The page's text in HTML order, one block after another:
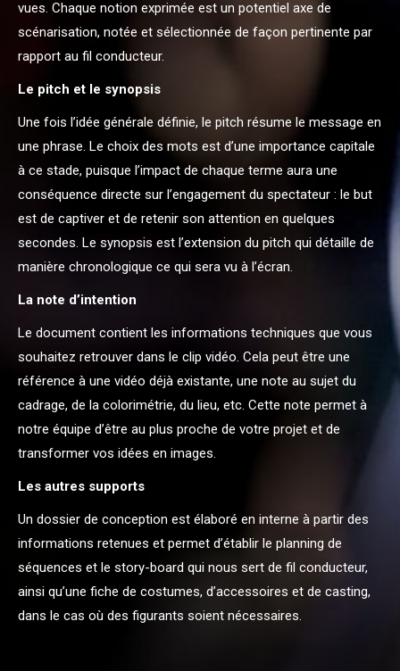
vues. Chaque notion exprimée est un potentiel axe de
scénarisation, notée et sélectionnée de façon pertinente par
rapport au fil conducteur.
Le pitch et le synopsis
Une fois l’idée générale définie, le pitch résume le message en
une phrase. Le choix des mots est d’une importance capitale
à ce stade, puisque l’impact de chaque terme aura une
conséquence directe sur l’engagement du spectateur : le but
est de captiver et de retenir son attention en quelques
secondes. Le synopsis est l’extension du pitch qui détaille de
manière chronologique ce qui sera vu à l’écran.
La note d’intention
Le document contient les informations techniques que vous
souhaitez retrouver dans le clip vidéo. Cela peut être une
référence à une vidéo déjà existante, une note au sujet du
cadrage, de la colorimétrie, du lieu, etc. Cette note permet à
notre équipe d’être au plus proche de votre projet et de
transformer vos idées en images.
Les autres supports
Un dossier de conception est élaboré en interne à partir des
informations retenues et permet d’établir le planning de
séquences et le story-board qui nous sert de fil conducteur,
ainsi qu’une fiche de costumes, d’accessoires et de casting,
dans le cas où des figurants soient nécessaires.